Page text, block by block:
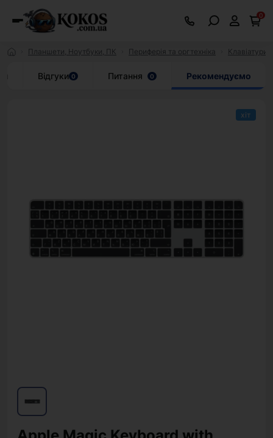
0
Планшети, Ноутбуки, ПК Периферія та оргтехніка Клавіатури
Відгуки 0 Питання 0 Рекомендуємо
хіт